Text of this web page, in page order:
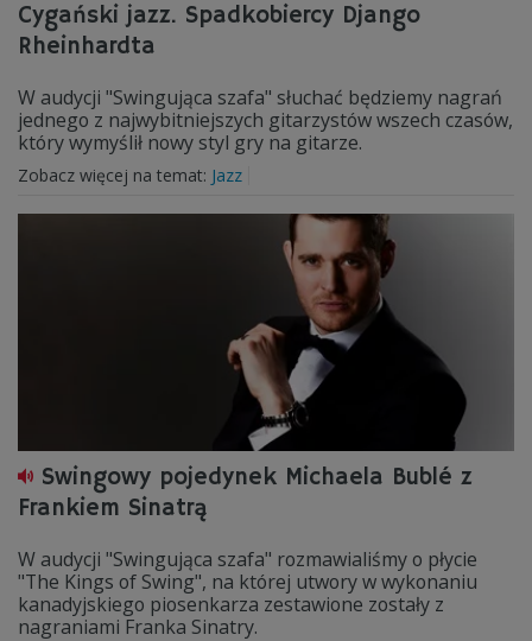
Cygański jazz. Spadkobiercy Django
Rheinhardta
W audycji "Swingująca szafa" słuchać będziemy nagrań
jednego z najwybitniejszych gitarzystów wszech czasów,
który wymyślił nowy styl gry na gitarze.
Zobacz więcej na temat: Jazz
Swingowy pojedynek Michaela Bublé z
Frankiem Sinatrą
W audycji "Swingująca szafa" rozmawialiśmy o płycie
"The Kings of Swing", na której utwory w wykonaniu
kanadyjskiego piosenkarza zestawione zostały z
nagraniami Franka Sinatry.